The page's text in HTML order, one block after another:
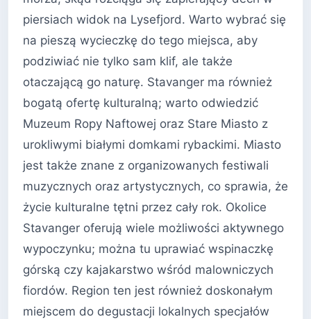
piersiach widok na Lysefjord. Warto wybrać się
na pieszą wycieczkę do tego miejsca, aby
podziwiać nie tylko sam klif, ale także
otaczającą go naturę. Stavanger ma również
bogatą ofertę kulturalną; warto odwiedzić
Muzeum Ropy Naftowej oraz Stare Miasto z
urokliwymi białymi domkami rybackimi. Miasto
jest także znane z organizowanych festiwali
muzycznych oraz artystycznych, co sprawia, że
życie kulturalne tętni przez cały rok. Okolice
Stavanger oferują wiele możliwości aktywnego
wypoczynku; można tu uprawiać wspinaczkę
górską czy kajakarstwo wśród malowniczych
fiordów. Region ten jest również doskonałym
miejscem do degustacji lokalnych specjałów